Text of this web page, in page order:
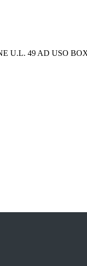
U.L. 49 AD USO